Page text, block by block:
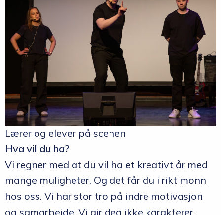
Lærer og elever på scenen
Hva vil du ha?
Vi regner med at du vil ha et kreativt år med
mange muligheter. Og det får du i rikt monn
hos oss. Vi har stor tro på indre motivasjon
og samarbeide. Vi gir deg ikke karakterer,